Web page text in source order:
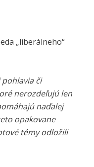
„liberálneho“
či
nerozdeľujú len
naďalej
opakovane
témy odložili